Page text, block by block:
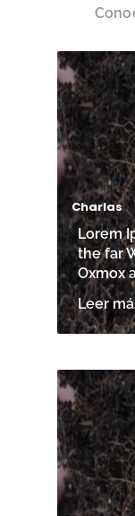
Charlas
Lorem
the far
Oxmox